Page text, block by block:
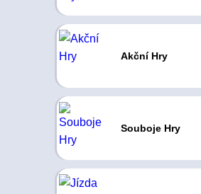
Akční Hry
Souboje Hry